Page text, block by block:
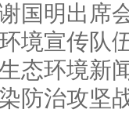
国明出席
宣传队
态环境新
防治攻坚